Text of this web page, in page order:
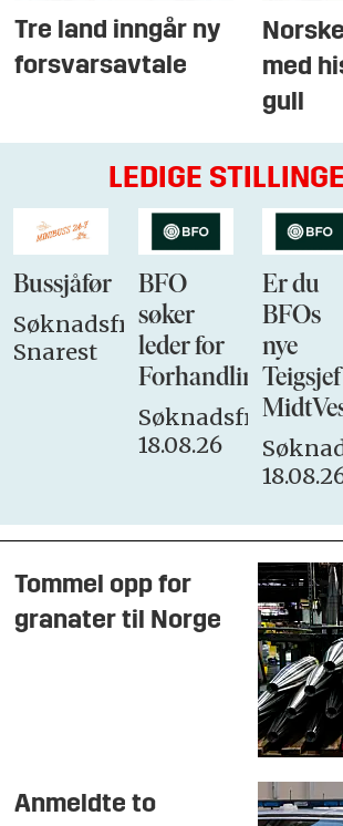
Tre land inngår ny
forsvarsavtale
med
gull
LEDIGE
Bussjåfør
Søknadsfrist:
Snarest
BFO
søker
leder for
Søknadsfrist:
18.08.26
Er du
BFOs
nye
Teigsjef
Tommel opp for
granater til Norge
Anmeldte to